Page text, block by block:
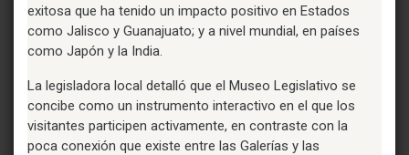
exitosa que ha tenido un impacto positivo en Estados
como Jalisco y Guanajuato; y a nivel mundial, en países
como Japón y la India.
La legisladora local detalló que el Museo Legislativo se
concibe como un instrumento interactivo en el que los
visitantes participen activamente, en contraste con la
poca conexión que existe entre las Galerías y las